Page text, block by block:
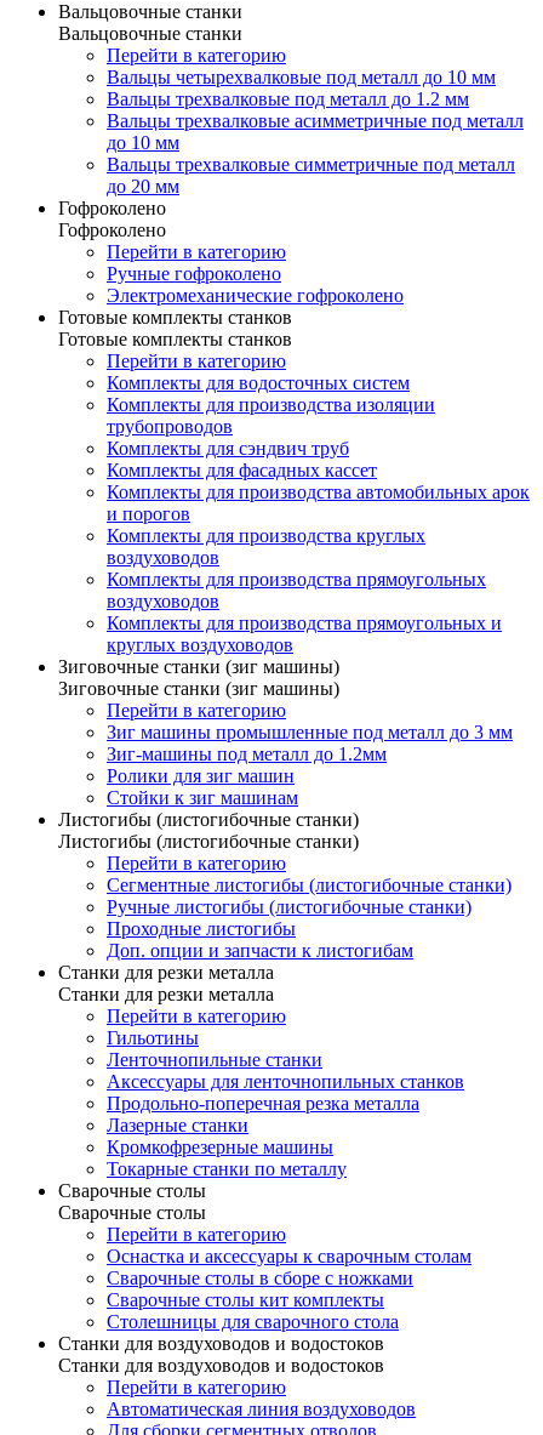
Вальцовочные станки
Вальцовочные станки
Перейти в категорию
Вальцы четырехвалковые под металл до 10 мм
Вальцы трехвалковые под металл до 1.2 мм
Вальцы трехвалковые асимметричные под металл
до 10 мм
Вальцы трехвалковые симметричные под металл
до 20 мм
Гофроколено
Гофроколено
Перейти в категорию
Ручные гофроколено
Электромеханические гофроколено
Готовые комплекты станков
Готовые комплекты станков
Перейти в категорию
Комплекты для водосточных систем
Комплекты для производства изоляции
трубопроводов
Комплекты для сэндвич труб
Комплекты для фасадных кассет
Комплекты для производства автомобильных арок
и порогов
Комплекты для производства круглых
воздуховодов
Комплекты для производства прямоугольных
воздуховодов
Комплекты для производства прямоугольных и
круглых воздуховодов
Зиговочные станки (зиг машины)
Зиговочные станки (зиг машины)
Перейти в категорию
Зиг машины промышленные под металл до 3 мм
Зиг-машины под металл до 1.2мм
Ролики для зиг машин
Стойки к зиг машинам
Листогибы (листогибочные станки)
Листогибы (листогибочные станки)
Перейти в категорию
Сегментные листогибы (листогибочные станки)
Ручные листогибы (листогибочные станки)
Проходные листогибы
Доп. опции и запчасти к листогибам
Станки для резки металла
Станки для резки металла
Перейти в категорию
Гильотины
Ленточнопильные станки
Аксессуары для ленточнопильных станков
Продольно-поперечная резка металла
Лазерные станки
Кромкофрезерные машины
Токарные станки по металлу
Сварочные столы
Сварочные столы
Перейти в категорию
Оснастка и аксессуары к сварочным столам
Сварочные столы в сборе с ножками
Сварочные столы кит комплекты
Столешницы для сварочного стола
Станки для воздуховодов и водостоков
Станки для воздуховодов и водостоков
Перейти в категорию
Автоматическая линия воздуховодов
Для сборки сегментных отводов